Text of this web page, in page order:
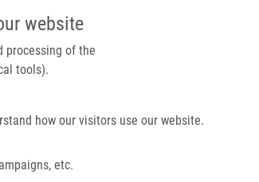
website
processing of the
tools).
how our visitors use our website.
etc.
IMTM PORTÁL
O nás